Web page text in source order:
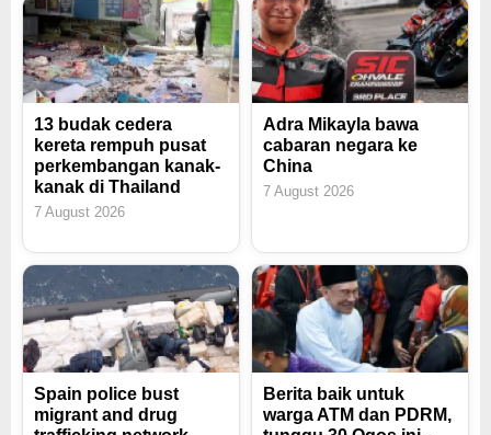
13 budak cedera
kereta rempuh pusat
perkembangan kanak-
kanak di Thailand
7 August 2026
Adra Mikayla bawa
cabaran negara ke
China
7 August 2026
Spain police bust
migrant and drug
Berita baik untuk
warga ATM dan PDRM,